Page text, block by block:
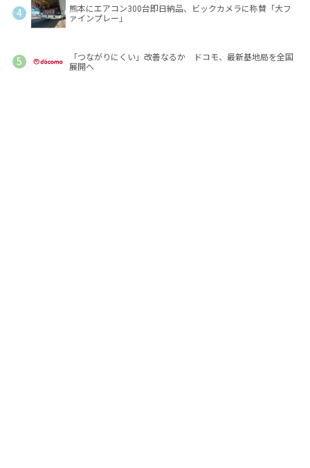
熊本にエアコン300台即日納品、ビックカメラに称賛「大フ
ァインプレー」
「つながりにくい」改善なるか ドコモ、最新基地局を全国
展開へ